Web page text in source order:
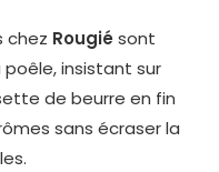
chez Rougié sont
insistant sur
de beurre en fin
sans écraser la